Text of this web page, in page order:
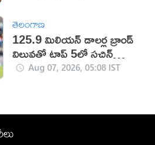
తెలంగాణ
125.9 మిలియన్ డాలర్ల బ్రాండ్
విలువతో టాప్ 5లో సచిన్
టెండూల్కర్
Aug 07, 2026, 05:08 IST